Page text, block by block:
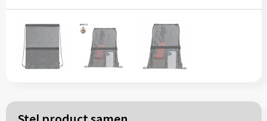
Papieren tassen
Reistassen